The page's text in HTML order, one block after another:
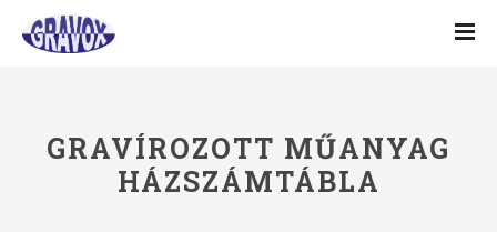
GRAVÍROZOTT MŰANYAG
HÁZSZÁMTÁBLA